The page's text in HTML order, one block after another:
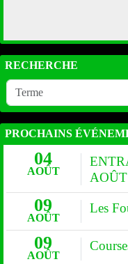
RECHERCHE
PROCHAINS
04
AOÛT
09
AOÛT
Les
09
AOÛT